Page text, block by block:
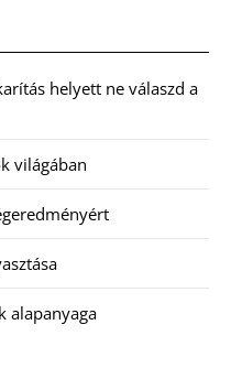
helyett ne válaszd a
világában
alapanyaga